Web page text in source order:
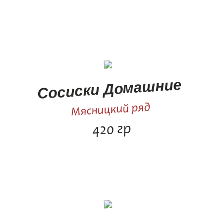
Сосиски Домашние
Мясницкий ряд
420 гр